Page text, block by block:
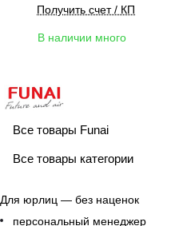
Получить счет / КП
В наличии много
Все товары Funai
Все товары категории
Для юрлиц — без наценок
персональный менеджер